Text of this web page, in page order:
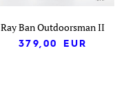
Ray Ban Outdoorsman II
379,00
EUR